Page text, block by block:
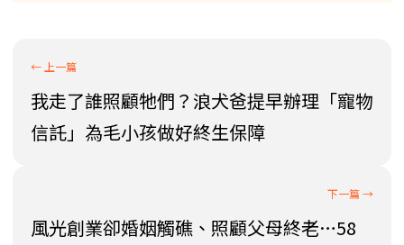
我走了誰照顧牠們？浪犬爸提早辦理「寵物
信託」為毛小孩做好終生保障
風光創業卻婚姻觸礁、照顧父母終老…58